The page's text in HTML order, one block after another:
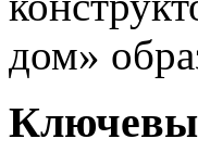
дом»